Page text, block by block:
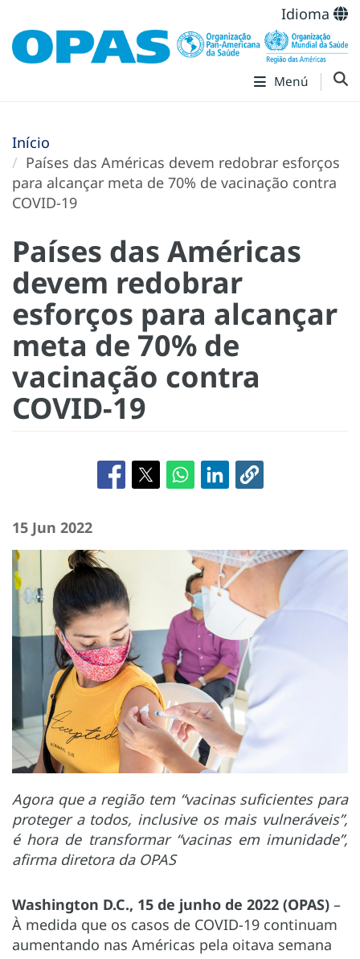
Idioma
Menú
Início
Países das Américas devem redobrar esforços
para alcançar meta de 70% de vacinação contra
COVID-19
Países das Américas
devem redobrar
esforços para alcançar
meta de 70% de
vacinação contra
COVID-19
15 Jun 2022
Agora que a região tem “vacinas suficientes para
proteger a todos, inclusive os mais vulneráveis”,
é hora de transformar “vacinas em imunidade”,
afirma diretora da OPAS
Washington D.C., 15 de junho de 2022 (OPAS) –
À medida que os casos de COVID-19 continuam
aumentando nas Américas pela oitava semana